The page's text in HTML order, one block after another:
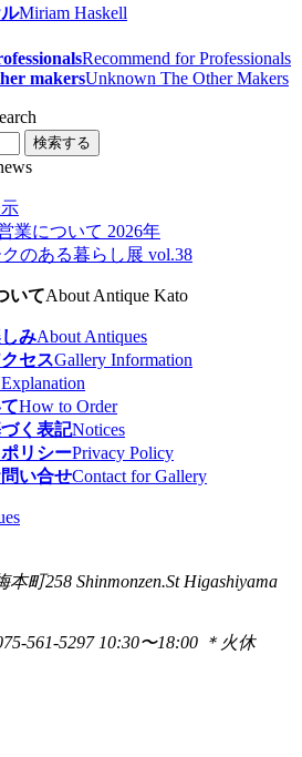
Miriam Haskell
Recommend for Professionals
makersUnknown The Other Makers
検索する
業について 2026年
のある暮らし展 vol.38
いてAbout Antique Kato
みAbout Antiques
セスGallery Information
Explanation
How to Order
く表記Notices
リシーPrivacy Policy
い合せContact for Gallery
本町258 Shinmonzen.St Higashiyama
561-5297 10:30〜18:00 ＊火休